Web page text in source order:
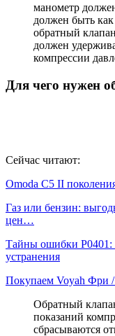
манометр
должен быть
обратный
должен
компрессии
Для чего нужен
Сейчас читают:
Omoda C5 II
Газ или бензин:
цен…
Тайны ошибки
устранения
Покупаем Voyah Фри /
Обратный
показаний
сбрасываются